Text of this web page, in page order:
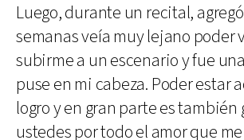
Luego, durante un recital,
semanas veía muy lejano poder
subirme a un escenario y fue
puse en mi cabeza. Poder estar
logro y en gran parte es también
ustedes por todo el amor que